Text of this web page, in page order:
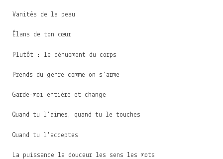
Vanités de la peau
Élans de ton cœur
Plutôt : le dénuement du corps
Prends du genre comme on s'arme
Garde-moi entière et change
Quand tu l'aimes, quand tu le touches
Quand tu l'acceptes
La puissance la douceur les sens les mots